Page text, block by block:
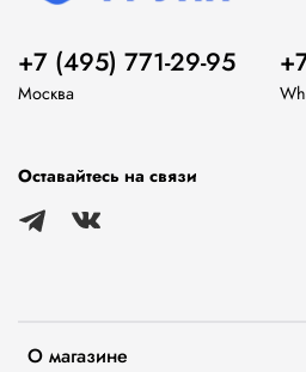
О магазине
+7 (495) 771-29-95
Москва
Оставайтесь на связи